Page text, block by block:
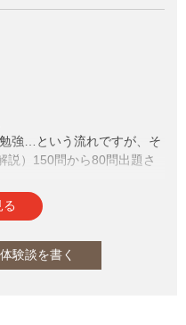
強…という流れですが、そ
説）150問から80問出題さ
識問題だなと感じる部分が
しく得た知識は殆どなかっ
格でした（外したのはエン
る
験談を書く